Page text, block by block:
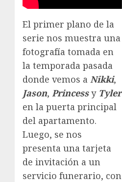
El primer plano de la
serie nos muestra una
fotografía tomada en
la temporada pasada
donde vemos a Nikki,
Jason, Princessy Tyler
en la puerta principal
del apartamento.
Luego, se nos
presenta una tarjeta
de invitación a un
servicio funerario, con